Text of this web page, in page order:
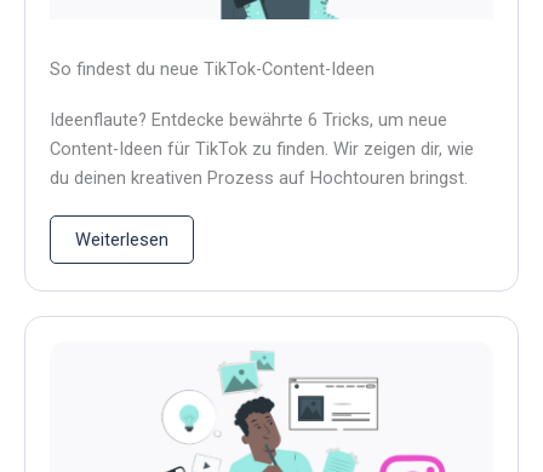
So findest du neue TikTok-Content-Ideen
Ideenflaute? Entdecke bewährte 6 Tricks, um neue
Content-Ideen für TikTok zu finden. Wir zeigen dir, wie
du deinen kreativen Prozess auf Hochtouren bringst.
Weiterlesen